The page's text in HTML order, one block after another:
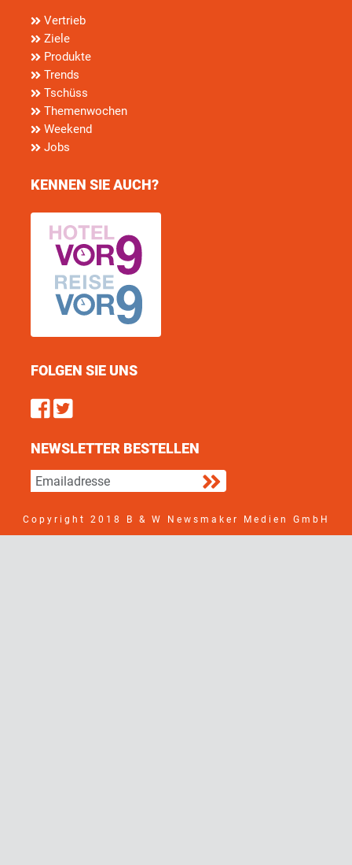
Vertrieb
Ziele
Produkte
Trends
Tschüss
Themenwochen
Weekend
Jobs
KENNEN SIE AUCH?
FOLGEN SIE UNS
Find us on Facebook
Follow us on Twitter
NEWSLETTER BESTELLEN
Copyright 2018 B & W Newsmaker Medien GmbH